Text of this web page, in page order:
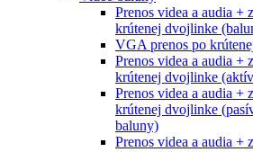
Prenos videa a audia +
krútenej dvojlinke
VGA prenos po
Prenos videa a audia +
krútenej dvojlinke
Prenos videa a audia +
krútenej dvojlinke
baluny)
Prenos videa a audia +